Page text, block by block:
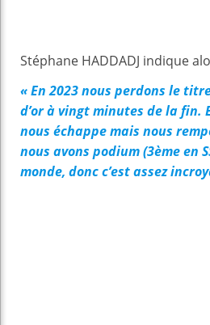
Stéphane HADDADJ indique
« En 2023 nous perdons le
d’or à vingt minutes de la fin.
nous échappe mais nous
nous avons podium (3ème en
monde, donc c’est assez